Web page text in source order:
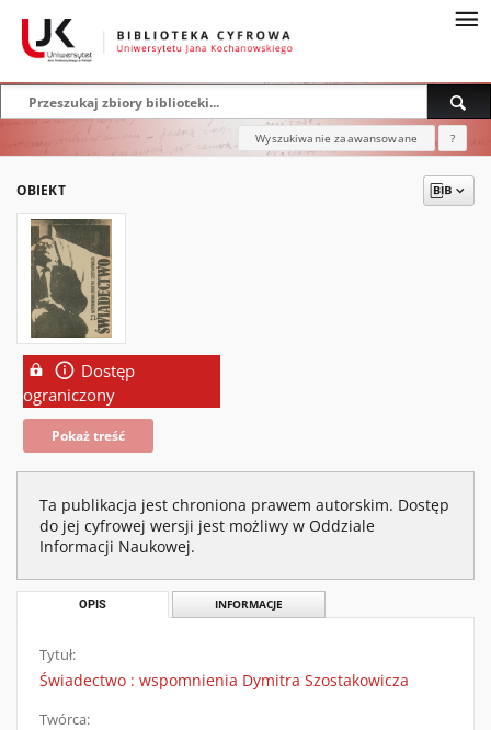
Wyszukiwanie zaawansowane ?
OBIEKT
Dostęp
ograniczony
Pokaż treść
Ta publikacja jest chroniona prawem autorskim. Dostęp
do jej cyfrowej wersji jest możliwy w Oddziale
Informacji Naukowej.
OPIS INFORMACJE
Tytuł:
Świadectwo : wspomnienia Dymitra Szostakowicza
Twórca: